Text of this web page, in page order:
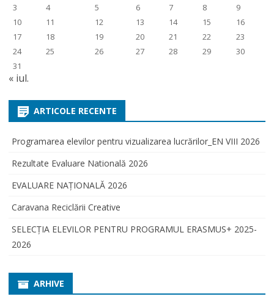
3
4 5 6 7 8
9
10
11 12 13 14 15
16
17
18 19 20 21 22
23
24
25 26 27 28 29
30
31
« iul.
ARTICOLE RECENTE
Programarea elevilor pentru vizualizarea lucrărilor_EN VIII 2026
Rezultate Evaluare Natională 2026
EVALUARE NAŢIONALĂ 2026
Caravana Reciclării Creative
SELECŢIA ELEVILOR PENTRU PROGRAMUL ERASMUS+ 2025-
2026
ARHIVE